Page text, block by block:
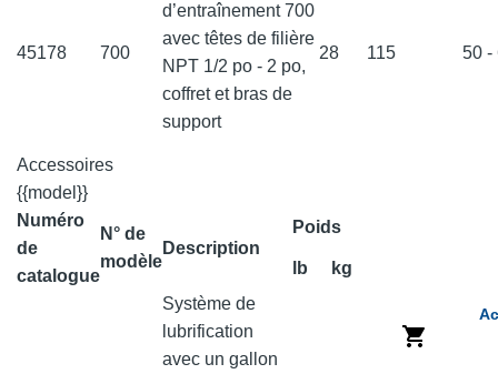
45178 700
d’entraînement 700
avec têtes de filière
NPT 1/2 po - 2 po,
coffret et bras de
support
28 115 50
Accessoires
{{model}}
Numéro
de
catalogue
N° de
modèle
Description
Poids
lb kg
Système de
lubrification
avec un gallon